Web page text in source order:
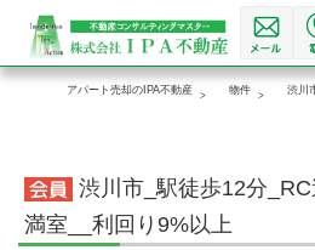
アパート売却のIPA不動産 物件 渋川
渋川市_駅徒歩12分_RC
満室__利回り9%以上